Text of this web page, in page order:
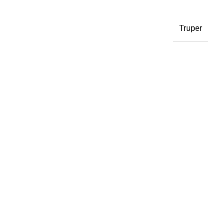
Truper